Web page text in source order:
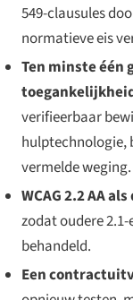
549-clausules
normatieve eis
Ten minste één
verifieerbaar
hulptechnologie,
vermelde weging.
WCAG 2.2 AA
zodat oudere
behandeld.
Een